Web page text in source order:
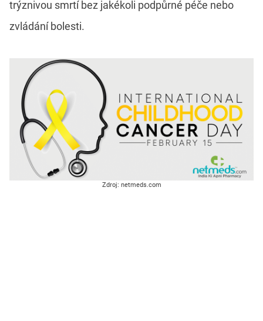
trýznivou smrtí bez jakékoli podpůrné péče nebo
zvládání bolesti.
Zdroj: netmeds.com